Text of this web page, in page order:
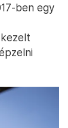
ben egy